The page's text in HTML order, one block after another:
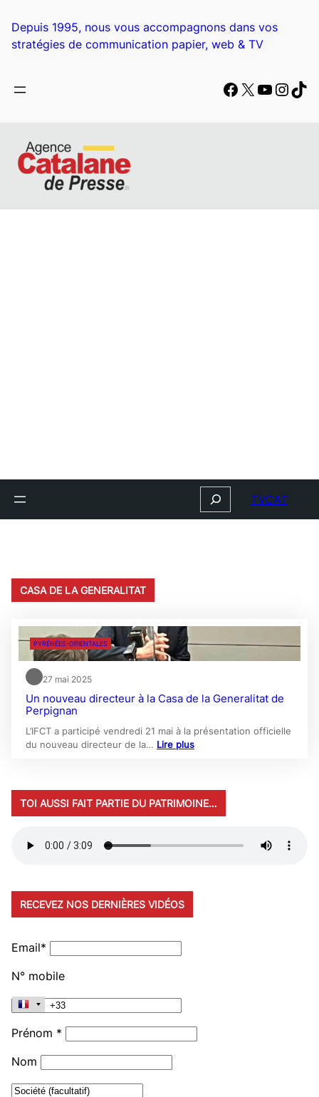
contenu
Depuis 1995, nous vous accompagnons dans vos
stratégies de communication papier, web & TV
Facebook
X
Search TVCAT
CASA DE LA GENERALITAT
PYRÉNÉES-ORIENTALES
27 mai 2025
Un nouveau directeur à la Casa de la Generalitat de
Perpignan
L’IFCT a participé vendredi 21 mai à la présentation officielle
du nouveau directeur de la… Lire plus
TOI AUSSI FAIT PARTIE DU PATRIMOINE…
RECEVEZ NOS DERNIÈRES VIDÉOS
Email*
N° mobile
Prénom *
Nom